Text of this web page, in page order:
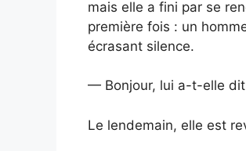
mais elle a fini par se
première fois : un
écrasant silence.
— Bonjour, lui a-t-elle dit
Le lendemain, elle est